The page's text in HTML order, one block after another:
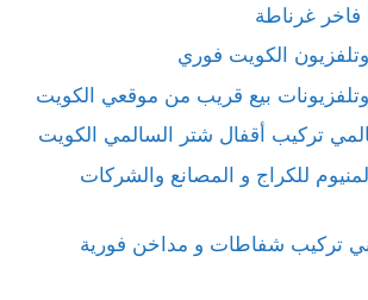
غرناطة
الكويت فوري
بيع قريب من موقعي الكويت
تركيب أقفال شتر السالمي الكويت
للكراج و المصانع والشركات
تركيب شفاطات و مداخن فورية